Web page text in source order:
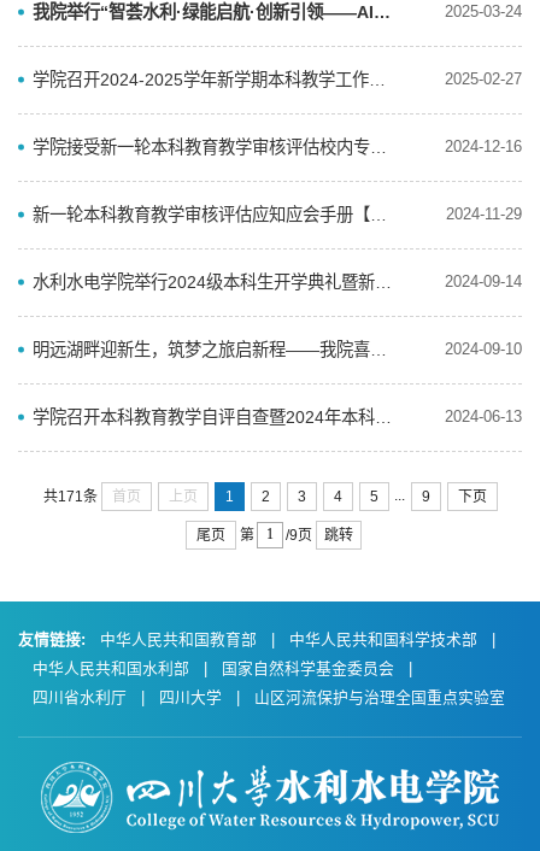
我院举行“智荟水利·绿能启航·创新引领——AI赋能一流课程建设研讨会” 2025-03-24
2025-02-27
2024-12-16
2024-11-29
2024-09-14
2024-09-10
2024-06-13
共171条 首页 上页 1 2 3 4 5 ... 9 下页
尾页 第 /9页 跳转
友情链接: 中华人民共和国教育部 中华人民共和国科学技术部
中华人民共和国水利部
国家自然科学基金委员会
四川省水利厅
四川大学 山区河流保护与治理全国重点实验室